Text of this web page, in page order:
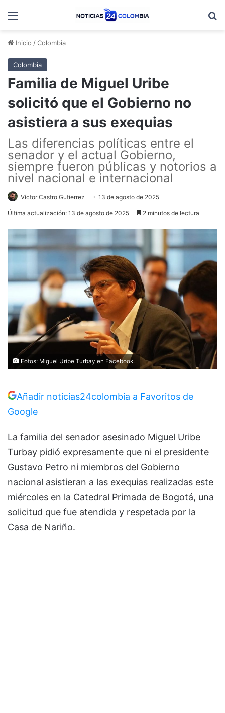
Menú
Inicio /Colombia
Colombia
Familia de Miguel Uribe
solicitó que el Gobierno no
asistiera a sus exequias
Las diferencias políticas entre el
senador y el actual Gobierno,
siempre fueron públicas y notorios a
nivel nacional e internacional
Víctor Castro Gutierrez 13 de agosto de 2025
Última actualización: 13 de agosto de 2025 2 minutos de lectura
Fotos: Miguel Uribe Turbay en Facebook.
Añadir noticias24colombia a Favoritos de
Google
La familia del senador asesinado Miguel Uribe
Turbay pidió expresamente que ni el presidente
Gustavo Petro ni miembros del Gobierno
nacional asistieran a las exequias realizadas este
miércoles en la Catedral Primada de Bogotá, una
solicitud que fue atendida y respetada por la
Casa de Nariño.